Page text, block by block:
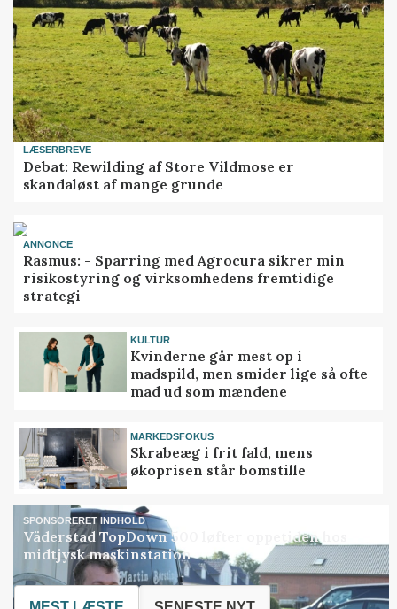
LÆSERBREVE
Debat: Rewilding af Store Vildmose er
skandaløst af mange grunde
ANNONCE
Rasmus: - Sparring med Agrocura sikrer min
risikostyring og virksomhedens fremtidige
strategi
KULTUR
Kvinderne går mest op i
madspild, men smider lige så ofte
mad ud som mændene
MARKEDSFOKUS
Skrabeæg i frit fald, mens
økoprisen står bomstille
SPONSORERET INDHOLD
Väderstad TopDown 500 løfter oppetiden hos
midtjysk maskinstation